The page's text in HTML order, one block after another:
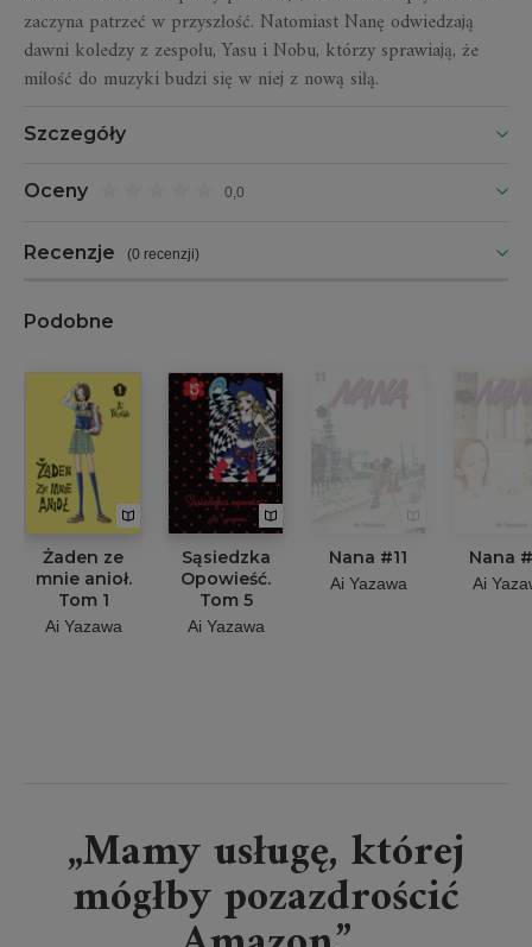
zaczyna patrzeć w przyszłość. Natomiast Nanę odwiedzają
dawni koledzy z zespołu, Yasu i Nobu, którzy sprawiają, że
miłość do muzyki budzi się w niej z nową siłą.
Szczegóły
Oceny 0,0
Recenzje (0 recenzji)
Podobne
Żaden ze
mnie anioł.
Tom 1
Ai Yazawa
Sąsiedzka
Opowieść.
Tom 5
Ai Yazawa
Nana #11
Ai Yazawa
Nana
Ai
„Mamy usługę, której
mógłby pozazdrościć